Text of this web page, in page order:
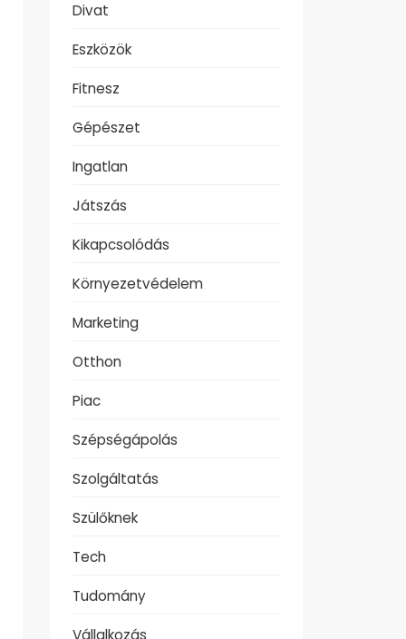
Divat
Eszközök
Fitnesz
Gépészet
Ingatlan
Játszás
Kikapcsolódás
Környezetvédelem
Marketing
Otthon
Piac
Szépségápolás
Szolgáltatás
Szülőknek
Tech
Tudomány